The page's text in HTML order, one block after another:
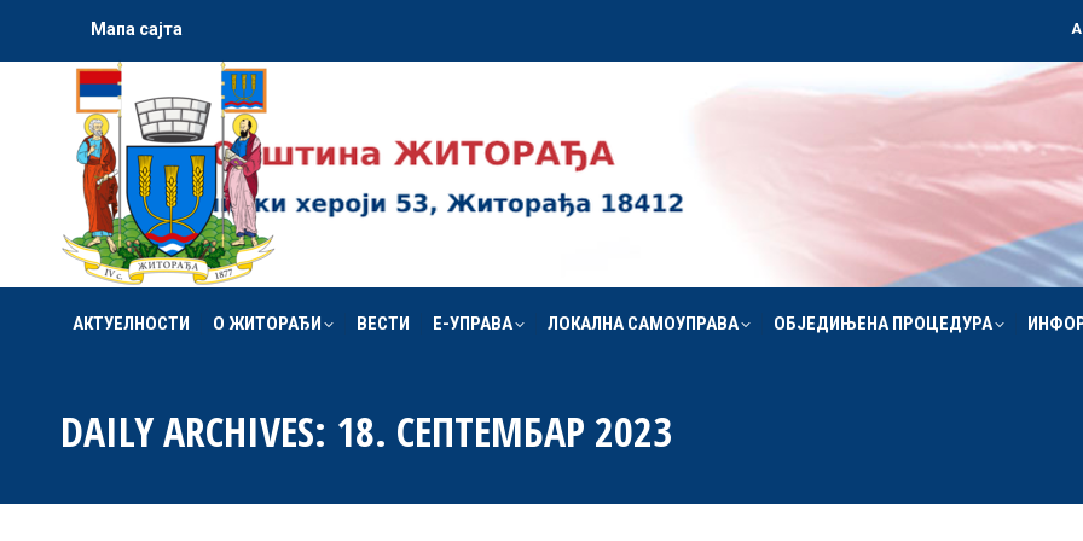
Мапа сајта
АКТУЕЛНОСТИ О ЖИТОРАЂИ ВЕСТИ Е-УПРАВА ЛОКАЛНА САМОУПРАВА ОБЈЕДИЊЕНА ПРОЦЕДУРА
DAILY ARCHIVES: 18. СЕПТЕМБАР 2023
АКТУЕЛНОСТИ